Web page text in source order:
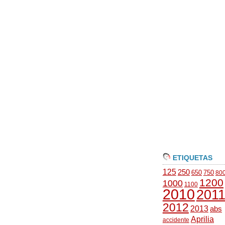
ETIQUETAS
125 250 650 750
1000 1100 1200
20102011
2012 2013abs
accidente Aprilia